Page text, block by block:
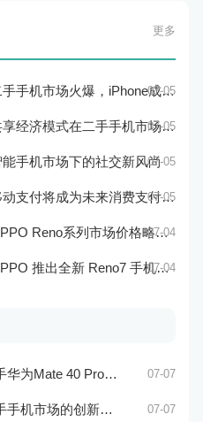
更多
火爆，iPhone成为最受欢迎的品牌07-05
式在二手手机市场的应用和探索07-05
手机市场下的社交新风尚07-05
将成为未来消费支付的主流方式07-05
Reno系列市场价格略有回升07-04
全新 Reno7 手机，搭载高端配置07-04
Pro市场价格持续波动 07-07
创新发展和科技引领 07-07